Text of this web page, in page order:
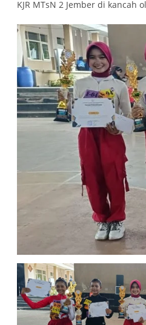
KJR MTsN 2 Jember di kancah